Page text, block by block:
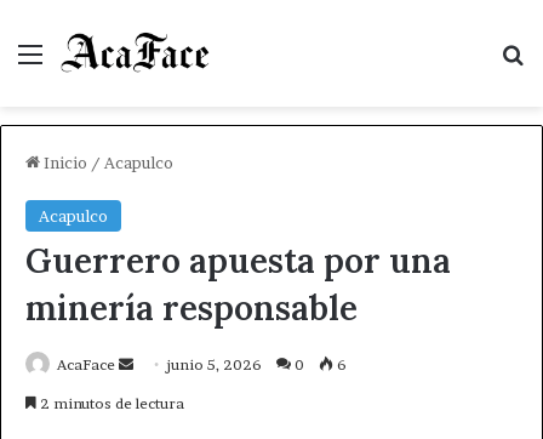
Menú
Inicio / Acapulco
Acapulco
Guerrero apuesta por una
minería responsable
AcaFace
Sendjunio 5, 2026 0 6
2 minutos de lectura